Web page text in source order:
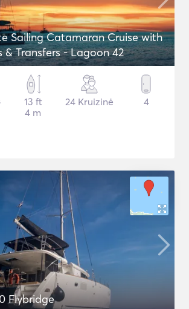
Sailing Catamaran Cruise with
& Transfers - Lagoon 42
13 ft
4 m
24 Kruizinė 4
Flybridge